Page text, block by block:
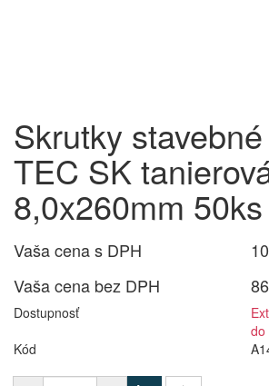
Skrutky
TEC SK
8,0x260mm
Vaša cena s DPH
Vaša cena bez DPH
Dostupnosť
do
Kód